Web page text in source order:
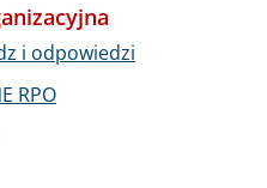
i odpowiedzi
RPO